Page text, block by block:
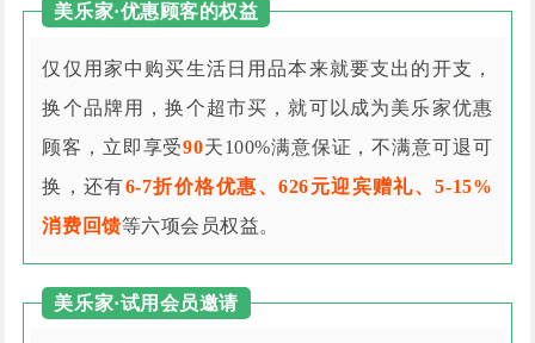
美乐家·优惠顾客的权益
仅仅用家中购买生活日用品本来就要支出的开支，
换个品牌用，换个超市买，就可以成为美乐家优惠
顾客，立即享受90天100%满意保证，不满意可退可
换，还有6-7折价格优惠、626元迎宾赠礼、5-15%
消费回馈等六项会员权益。
美乐家·试用会员邀请